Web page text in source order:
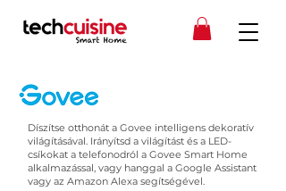
Díszítse otthonát a Govee intelligens dekoratív
világításával. Irányítsd a világítást és a LED-
csíkokat a telefonodról a Govee Smart Home
alkalmazással, vagy hanggal a Google Assistant
vagy az Amazon Alexa segítségével.